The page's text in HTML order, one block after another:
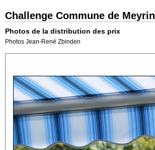
Challenge Commune de Meyrin
Photos de la distribution des prix
Photos Jean-René Zbinden